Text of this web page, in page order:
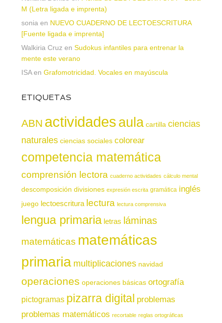
M (Letra ligada e imprenta)
soniaen NUEVO CUADERNO DE LECTOESCRITURA
[Fuente ligada e imprenta]
Walkiria Cruzen Sudokus infantiles para entrenar la
mente este verano
ISAen Grafomotricidad. Vocales en mayúscula
ETIQUETAS
ABN actividadesaula cartilla ciencias
naturales ciencias sociales colorear
competencia matemática
comprensión lectora cuaderno actividades cálculo mental
descomposición divisiones expresión escrita gramática inglés
juego lectoescritura lectura lectura comprensiva
lengua primaria letras láminas
matemáticas matemáticas
primaria multiplicaciones navidad
operaciones operaciones básicas ortografía
pictogramas pizarra digital problemas
problemas matemáticos recortable reglas ortográficas